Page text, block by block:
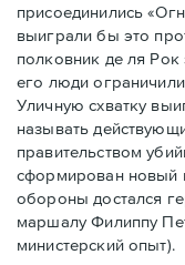
присоединились
выиграли бы это
полковник де ля
его люди
Уличную схватку
называть
правительством
сформирован новый
обороны достался
маршалу Филиппу
министерский опыт).